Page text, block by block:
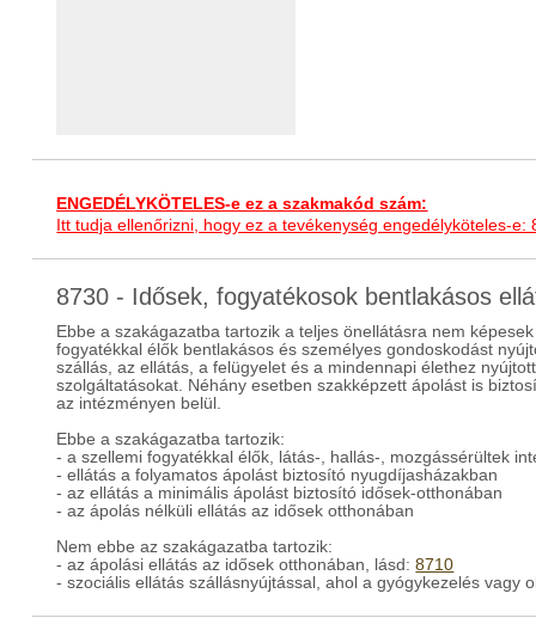
ENGEDÉLYKÖTELES-e ez a szakmakód szám:
Itt tudja ellenőrizni, hogy ez a tevékenység engedélyköteles-e:
8730 - Idősek, fogyatékosok bentlakásos
Ebbe a szakágazatba tartozik a teljes önellátásra nem
fogyatékkal élők bentlakásos és személyes gondoskodást
szállás, az ellátás, a felügyelet és a mindennapi élethez
szolgáltatásokat. Néhány esetben szakképzett ápolást is
az intézményen belül.
Ebbe a szakágazatba tartozik:
- a szellemi fogyatékkal élők, látás-, hallás-, mozgássérültek
- ellátás a folyamatos ápolást biztosító nyugdíjasházakban
- az ellátás a minimális ápolást biztosító idősek-otthonában
- az ápolás nélküli ellátás az idősek otthonában
Nem ebbe az szakágazatba tartozik:
- az ápolási ellátás az idősek otthonában, lásd:8710
- szociális ellátás szállásnyújtással, ahol a gyógykezelés vagy